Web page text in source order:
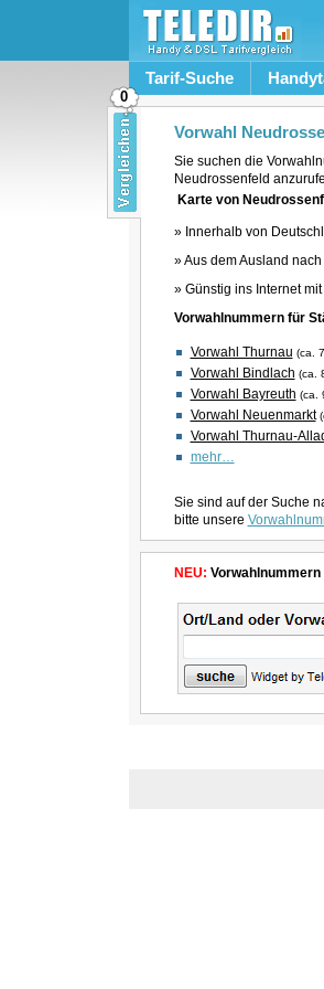
Tarif-Suche
Vorwahl
Sie suchen die
Neudrossenfeld
Karte von
» Innerhalb von
» Aus dem Ausland
» Günstig ins Internet mit
Vorwahlnummern für
Vorwahl Thurnau (ca.
Vorwahl Bindlach (ca.
Vorwahl Bayreuth (ca.
Vorwahl Neuenmarkt
Vorwahl Thurnau-
mehr…
Sie sind auf der Suche
bitte unsere
NEU:
0